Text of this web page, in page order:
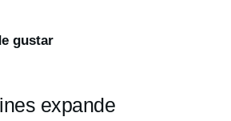
gustar
expande